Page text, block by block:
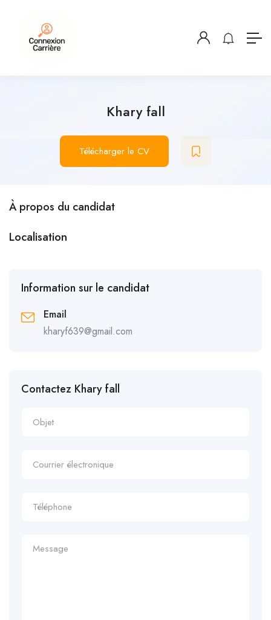
Khary fall
Télécharger le CV
À propos du candidat
Localisation
Information sur le candidat
Email
kharyf639@gmail.com
Contactez Khary fall